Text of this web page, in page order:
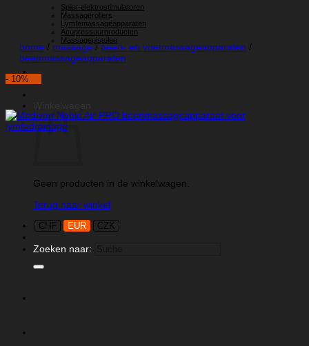
Spier-elektrostimulatoren
Massagerollers
Lymfemassageapparaten
Acupressuurproducten
Massagepistolen
Geen producten in de winkelwagen.
Terug naar winkel
CHF EUR CZK
Zoeken naar:
home / massage / been- en voetmassageapparaten /
beenmassageapparaten
- 10%